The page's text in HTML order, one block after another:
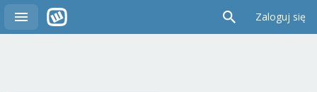
Zaloguj się